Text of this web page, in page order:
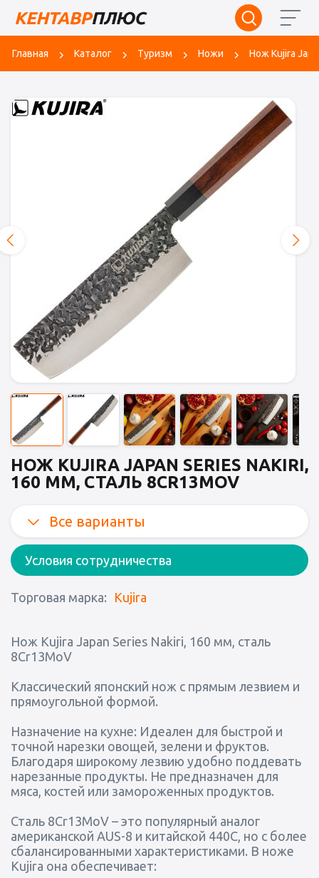
Главная Каталог Туризм Ножи Нож Kujira
НОЖ KUJIRA JAPAN SERIES NAKIRI,
160 ММ, СТАЛЬ 8CR13MOV
Все варианты
Условия сотрудничества
Торговая марка: Kujira
Нож Kujira Japan Series Nakiri, 160 мм, сталь
8Cr13MoV
Классический японский нож с прямым лезвием и
прямоугольной формой.
Назначение на кухне: Идеален для быстрой и
точной нарезки овощей, зелени и фруктов.
Благодаря широкому лезвию удобно поддевать
нарезанные продукты. Не предназначен для
мяса, костей или замороженных продуктов.
Сталь 8Cr13MoV – это популярный аналог
американской AUS-8 и китайской 440С, но с более
сбалансированными характеристиками. В ноже
Kujira она обеспечивает: